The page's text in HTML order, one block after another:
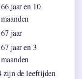
66 jaar en 10
maanden
67 jaar
67 jaar en 3
maanden
zijn de leeftijden